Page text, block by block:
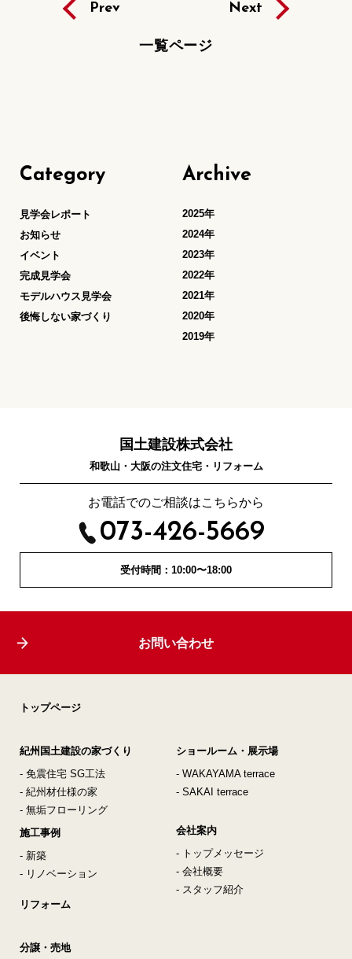
Prev
一覧ページ
Next
Category
見学会レポート
お知らせ
イベント
完成見学会
モデルハウス見学会
後悔しない家づくり
Archive
2025年
2024年
2023年
2022年
2021年
2020年
2019年
国土建設株式会社
和歌山・大阪の注文住宅・リフォーム
お電話でのご相談はこちらから
073-426-5669
受付時間：10:00〜18:00
お問い合わせ
トップページ
紀州国土建設の家づくり
- 免震住宅 SG工法
- 紀州材仕様の家
- 無垢フローリング
施工事例
- 新築
- リノベーション
リフォーム
分譲・売地
ショールーム・展示場
- WAKAYAMA terrace
- SAKAI terrace
会社案内
- トップメッセージ
- 会社概要
- スタッフ紹介